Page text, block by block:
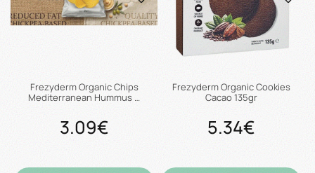
Frezyderm Organic Chips
Mediterranean Hummus …
3.09€
Frezyderm Organic Cookies
Cacao 135gr
5.34€